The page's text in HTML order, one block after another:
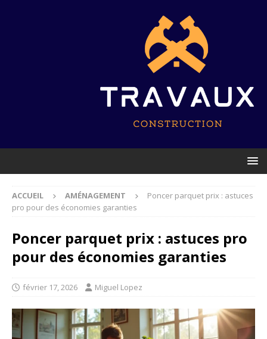
ACCUEIL AMÉNAGEMENT
Poncer parquet prix : astuces
pro pour des économies garanties
Poncer parquet prix : astuces pro
pour des économies garanties
février 17, 2026 Miguel Lopez